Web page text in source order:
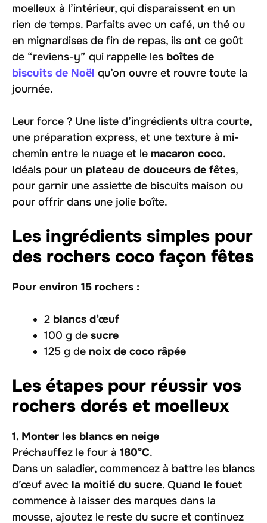
moelleux à l’intérieur, qui disparaissent en un
rien de temps. Parfaits avec un café, un thé ou
en mignardises de fin de repas, ils ont ce goût
de “reviens-y” qui rappelle les boîtes de
biscuits de Noël qu’on ouvre et rouvre toute la
journée.
Leur force ? Une liste d’ingrédients ultra courte,
une préparation express, et une texture à mi-
chemin entre le nuage et le macaron coco.
Idéals pour un plateau de douceurs de fêtes,
pour garnir une assiette de biscuits maison ou
pour offrir dans une jolie boîte.
Les ingrédients simples pour
des rochers coco façon fêtes
Pour environ 15 rochers :
2 blancs d’œuf
100 g de sucre
125 g de noix de coco râpée
Les étapes pour réussir vos
rochers dorés et moelleux
1. Monter les blancs en neige
Préchauffez le four à 180°C.
Dans un saladier, commencez à battre les blancs
d’œuf avec la moitié du sucre. Quand le fouet
commence à laisser des marques dans la
mousse, ajoutez le reste du sucre et continuez